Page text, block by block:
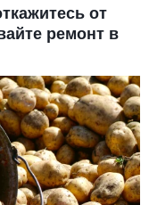
от
ремонт в